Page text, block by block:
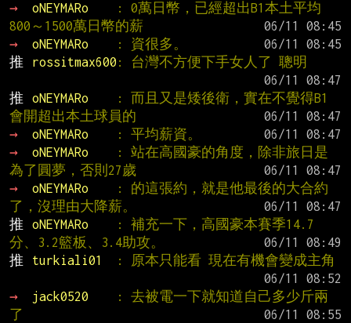
→
oNEYMARo
: 0萬日幣，已經超出B1本土平均
800～1500萬日幣的薪
→
oNEYMARo : 資很多。
推
rossitmax600 : 台灣不方便下手女人了 聰明
推
oNEYMARo
: 而且又是矮後衛，實在不覺得B1
會開超出本土球員的
→
oNEYMARo : 平均薪資。
→
oNEYMARo
: 站在高國豪的角度，除非旅日是
為了圓夢，否則27歲
→
oNEYMARo
: 的這張約，就是他最後的大合約
了，沒理由大降薪。
推
oNEYMARo
: 補充一下，高國豪本賽季14.7
分、3.2籃板、3.4助攻。
推
turkiali01
: 原本只能看 現在有機會變成主角
→
jack0520
: 去被電一下就知道自己多少斤兩
了